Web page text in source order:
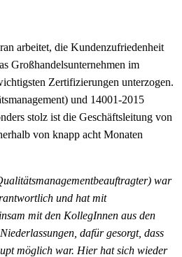
arbeitet, die Kundenzufriedenheit
Großhandelsunternehmen im
Zertifizierungen unterzogen.
und 14001-2015
stolz ist die Geschäftsleitung von
von knapp acht Monaten
war
und hat mit
mit den KollegInnen aus den
dafür gesorgt, dass
möglich war. Hier hat sich wieder